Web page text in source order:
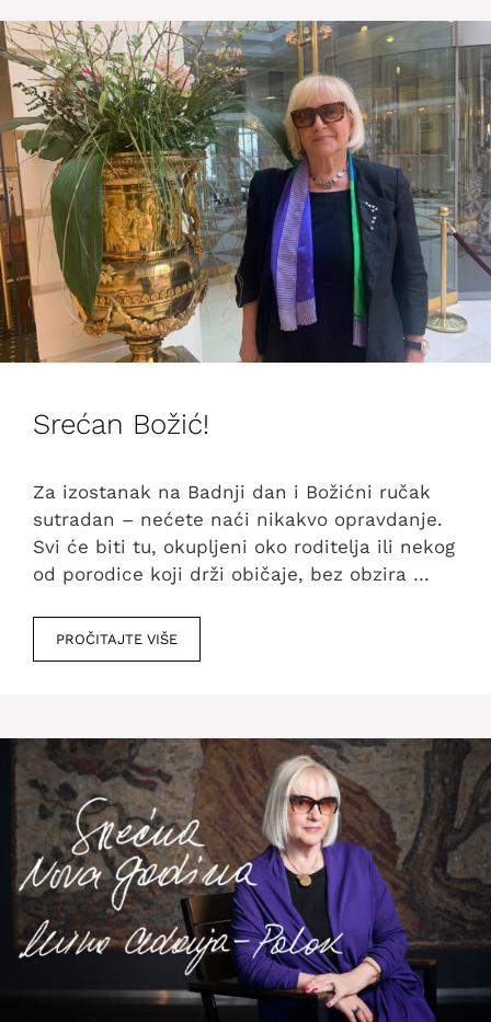
Srećan Božić!
Za izostanak na Badnji dan i Božićni ručak
sutradan – nećete naći nikakvo opravdanje.
Svi će biti tu, okupljeni oko roditelja ili nekog
od porodice koji drži običaje, bez obzira …
PROČITAJTE VIŠE